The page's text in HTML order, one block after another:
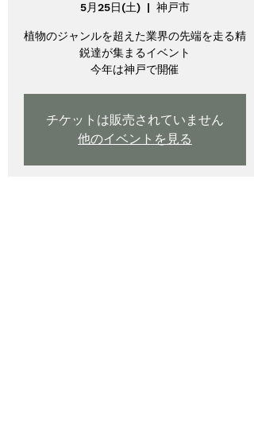
5月25日(土)
  |
神戸市
植物のジャンルを超えた業界の先端を走る精
鋭達が集まるイベント
今年は神戸で開催
チケットは販売されていません
他のイベントを見る